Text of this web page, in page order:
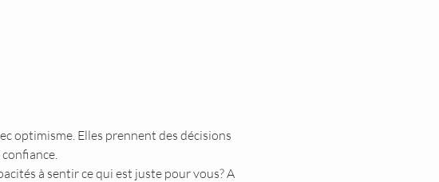
optimisme. Elles prennent des décisions
à sentir ce qui est juste pour vous? A